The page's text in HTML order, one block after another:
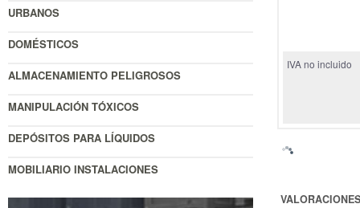
URBANOS
DOMÉSTICOS
ALMACENAMIENTO PELIGROSOS
MANIPULACIÓN TÓXICOS
DEPÓSITOS PARA LÍQUIDOS
MOBILIARIO INSTALACIONES
IVA no incluido
VALORACIONES